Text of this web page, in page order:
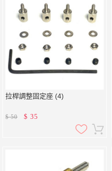
拉桿調整固定座 (4)
$50 $ 35